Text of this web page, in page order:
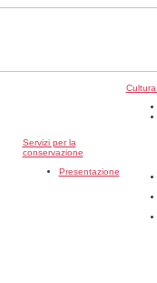
Servizi per la
conservazione
Presentazione